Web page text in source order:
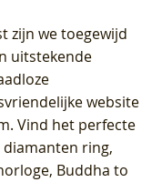
zijn we toegewijd
uitstekende
website
Vind het perfecte
diamanten ring,
Buddha to